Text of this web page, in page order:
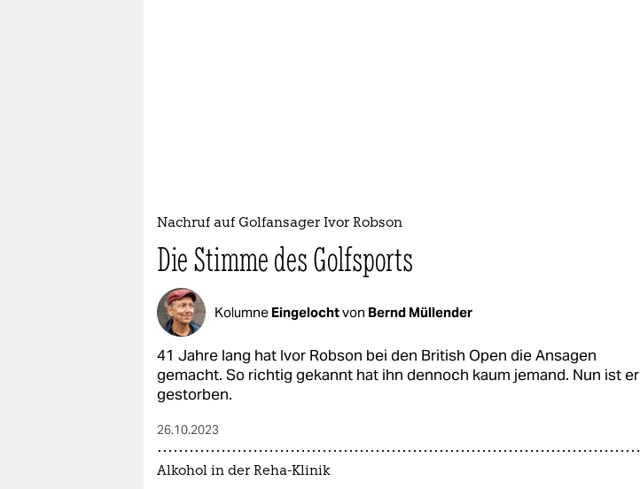
Nachruf auf Golfansager Ivor Robson
Die Stimme des Golfsports
Kolumne Eingelochtvon Bernd Müllender
41 Jahre lang hat Ivor Robson bei den British Open die Ansagen
gemacht. So richtig gekannt hat ihn dennoch kaum jemand. Nun ist er
gestorben.
26.10.2023
Alkohol in der Reha-Klinik